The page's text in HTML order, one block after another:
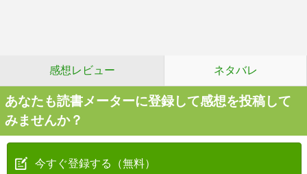
感想レビュー ネタバレ
あなたも読書メーターに登録して感想を投稿して
みませんか？
今すぐ登録する（無料）